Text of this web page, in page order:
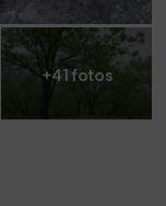
+41 fotos